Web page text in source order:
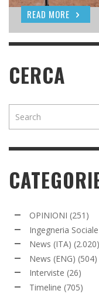
READ MORE
READ MORE
CERCA
OPINIONI (251)
Ingegneria Sociale
News (ITA) (2.020)
News (ENG) (504)
Interviste (26)
Timeline (705)